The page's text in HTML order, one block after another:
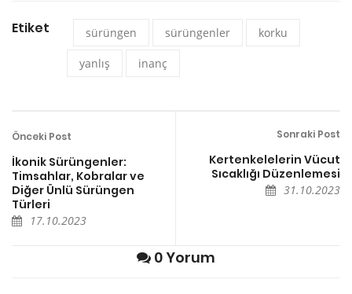
Etiket sürüngen sürüngenler korku
yanlış inanç
Önceki Post
İkonik Sürüngenler:
Timsahlar, Kobralar ve
Diğer Ünlü Sürüngen
Türleri
17.10.2023
Sonraki Post
Kertenkelelerin Vücut
Sıcaklığı Düzenlemesi
31.10.2023
0 Yorum